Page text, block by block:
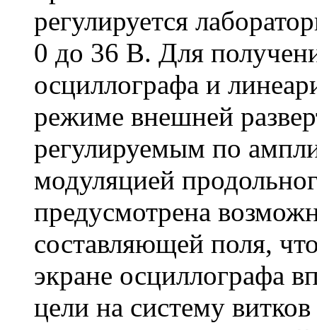
регулируется
0 до 36 В. Для
осциллографа и
режиме внешней
регулируемым по
модуляцией
предусмотрена
составляющей поля,
экране осциллографа
цели на систему